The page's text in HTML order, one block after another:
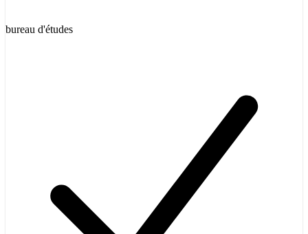
bureau d'études